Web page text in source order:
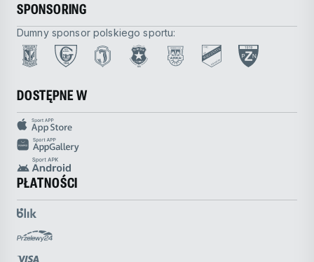
SPONSORING
Dumny sponsor polskiego sportu:
DOSTĘPNE W
PŁATNOŚCI